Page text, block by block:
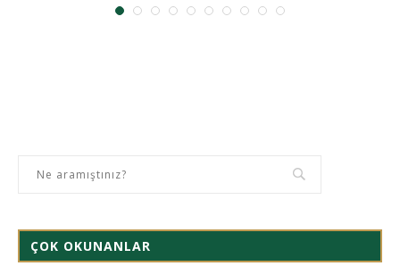
ÇOK OKUNANLAR